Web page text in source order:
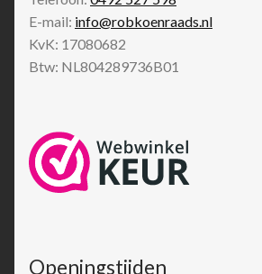
E-mail: info@robkoenraads.nl
KvK: 17080682
Btw: NL804289736B01
Openingstijden